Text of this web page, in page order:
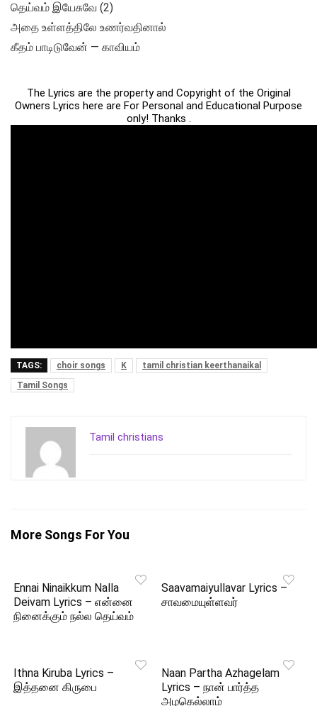
தெய்வம் இயேசுவே (2)
அதை உள்ளத்திலே உணர்வதினால்
கீதம் பாடிடுவேன் — காவியம்
The Lyrics are the property and Copyright of the Original
Owners Lyrics here are For Personal and Educational Purpose
only! Thanks .
TAGS: choir songs K
tamil christian keerthanaikal
Tamil Songs
Tamil christians
More Songs For You
Ennai Ninaikkum Nalla
Deivam Lyrics – என்னை
நினைக்கும் நல்ல தெய்வம்
Saavamaiyullavar Lyrics –
சாவமையுள்ளவர்
Ithna Kiruba Lyrics –
இத்தனை கிருபை
Naan Partha Azhagelam
Lyrics – நான் பார்த்த
அழகெல்லாம்